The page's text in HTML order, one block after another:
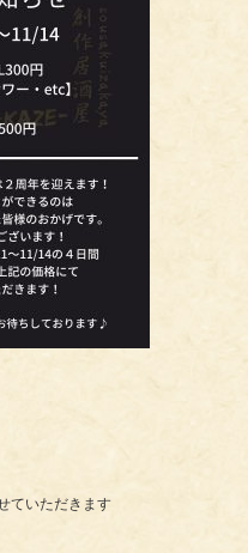
ていただきます